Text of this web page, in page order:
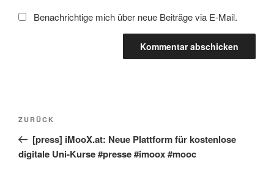
Benachrichtige mich über neue Beiträge via E-Mail.
Beitragsnavigation
Vorheriger
Beitrag
ZURÜCK
[press] iMooX.at: Neue Plattform für kostenlose
digitale Uni-Kurse #presse #imoox #mooc